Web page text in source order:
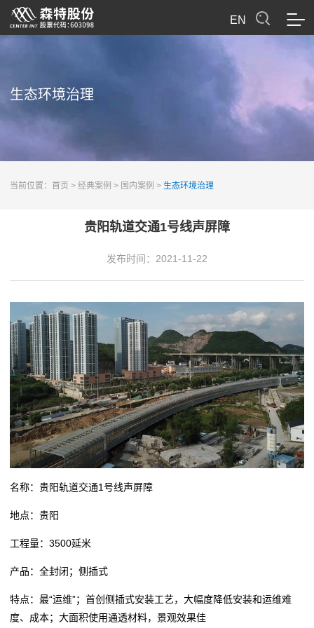
EN
生态环境治理
当前位置： 首页 > 经典案例 > 国内案例 > 生态环境治理
贵阳轨道交通1号线声屏障
发布时间： 2021-11-22
名称：贵阳轨道交通1号线声屏障
地点：贵阳
工程量：3500延米
产品：全封闭；侧插式
特点：最“运维”；首创侧插式安装工艺，大幅度降低安装和运维难
度、成本；大面积使用通透材料，景观效果佳